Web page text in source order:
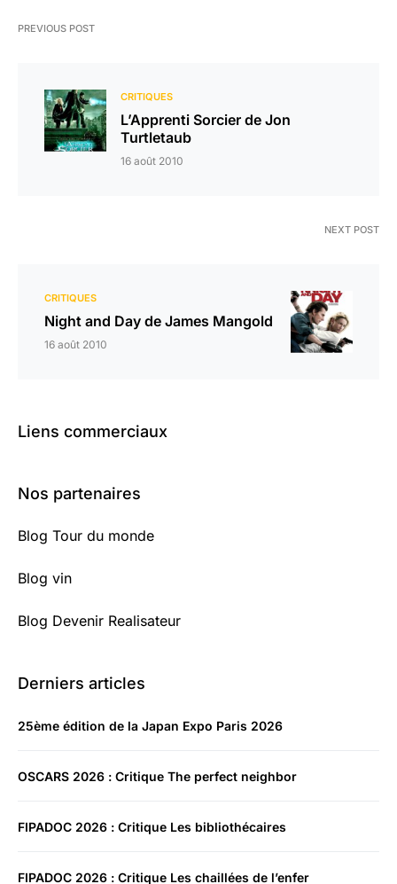
PREVIOUS POST
CRITIQUES
L’Apprenti Sorcier de Jon
Turtletaub
16 août 2010
NEXT POST
CRITIQUES
Night and Day de James Mangold
16 août 2010
Liens commerciaux
Nos partenaires
Blog Tour du monde
Blog vin
Blog Devenir Realisateur
Derniers articles
25ème édition de la Japan Expo Paris 2026
OSCARS 2026 : Critique The perfect neighbor
FIPADOC 2026 : Critique Les bibliothécaires
FIPADOC 2026 : Critique Les chaillées de l’enfer